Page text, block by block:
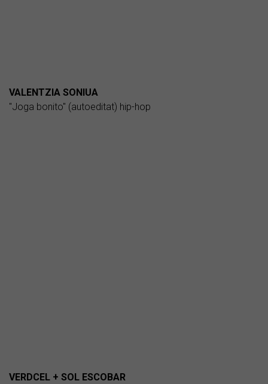
VALENTZIA SONIUA
"Joga bonito" (autoeditat) hip-hop
VERDCEL + SOL ESCOBAR